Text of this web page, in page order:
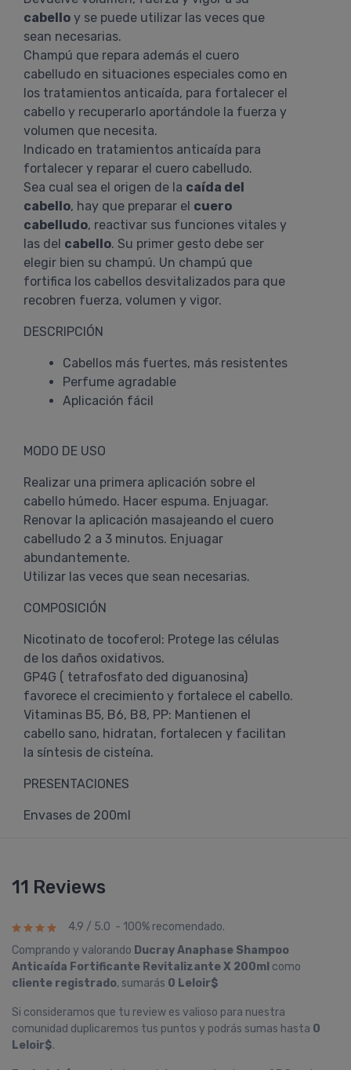
cabello y se puede utilizar las veces que
sean necesarias.
Champú que repara además el cuero
cabelludo en situaciones especiales como en
los tratamientos anticaída, para fortalecer el
cabello y recuperarlo aportándole la fuerza y
volumen que necesita.
Indicado en tratamientos anticaída para
fortalecer y reparar el cuero cabelludo.
Sea cual sea el origen de la caída del
cabello, hay que preparar el cuero
cabelludo, reactivar sus funciones vitales y
las del cabello. Su primer gesto debe ser
elegir bien su champú. Un champú que
fortifica los cabellos desvitalizados para que
recobren fuerza, volumen y vigor.
DESCRIPCIÓN
Cabellos más fuertes, más resistentes
Perfume agradable
Aplicación fácil
MODO DE USO
Realizar una primera aplicación sobre el
cabello húmedo. Hacer espuma. Enjuagar.
Renovar la aplicación masajeando el cuero
cabelludo 2 a 3 minutos. Enjuagar
abundantemente.
Utilizar las veces que sean necesarias.
COMPOSICIÓN
Nicotinato de tocoferol: Protege las células
de los daños oxidativos.
GP4G ( tetrafosfato ded diguanosina)
favorece el crecimiento y fortalece el cabello.
Vitaminas B5, B6, B8, PP: Mantienen el
cabello sano, hidratan, fortalecen y facilitan
la síntesis de cisteína.
PRESENTACIONES
Envases de 200ml
11 Reviews
4.9 / 5.0 - 100% recomendado.
Comprando y valorando Ducray Anaphase Shampoo
Anticaí­da Fortificante Revitalizante X 200ml como
cliente registrado, sumarás 0 Leloir$
Si consideramos que tu review es valioso para nuestra
comunidad duplicaremos tus puntos y podrás sumas hasta 0
Leloir$.